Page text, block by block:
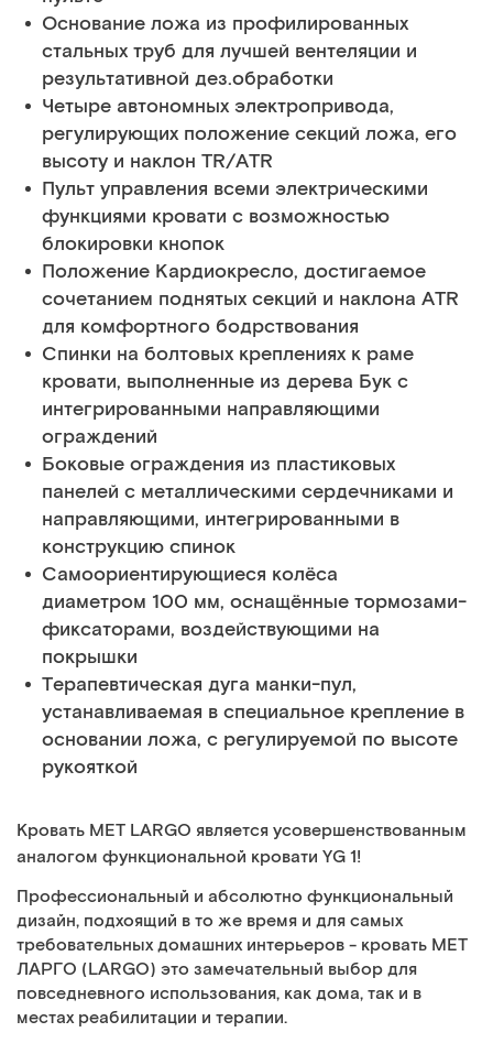
Основание ложа из профилированных
стальных труб для лучшей вентеляции и
результативной дез.обработки
Четыре автономных электропривода,
регулирующих положение секций ложа, его
высоту и наклон TR/ATR
Пульт управления всеми электрическими
функциями кровати с возможностью
блокировки кнопок
Положение Кардиокресло, достигаемое
сочетанием поднятых секций и наклона ATR
для комфортного бодрствования
Спинки на болтовых креплениях к раме
кровати, выполненные из дерева Бук с
интегрированными направляющими
ограждений
Боковые ограждения из пластиковых
панелей с металлическими сердечниками и
направляющими, интегрированными в
конструкцию спинок
Самоориентирующиеся колёса
диаметром 100 мм, оснащённые тормозами-
фиксаторами, воздействующими на
покрышки
Терапевтическая дуга манки-пул,
устанавливаемая в специальное крепление в
основании ложа, с регулируемой по высоте
рукояткой
Кровать MET LARGO является усовершенствованным
аналогом функциональной кровати YG 1!
Профессиональный и абсолютно функциональный
дизайн, подхоящий в то же время и для самых
требовательных домашних интерьеров - кровать MET
ЛАРГО (LARGO) это замечательный выбор для
повседневного использования, как дома, так и в
местах реабилитации и терапии.